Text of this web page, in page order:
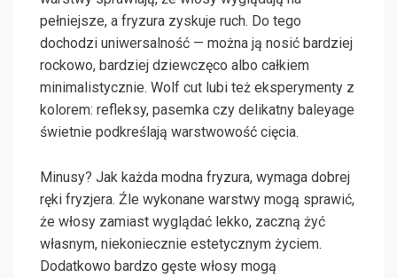
pełniejsze, a fryzura zyskuje ruch. Do tego
dochodzi uniwersalność — można ją nosić bardziej
rockowo, bardziej dziewczęco albo całkiem
minimalistycznie. Wolf cut lubi też eksperymenty z
kolorem: refleksy, pasemka czy delikatny baleyage
świetnie podkreślają warstwowość cięcia.
Minusy? Jak każda modna fryzura, wymaga dobrej
ręki fryzjera. Źle wykonane warstwy mogą sprawić,
że włosy zamiast wyglądać lekko, zaczną żyć
własnym, niekoniecznie estetycznym życiem.
Dodatkowo bardzo gęste włosy mogą